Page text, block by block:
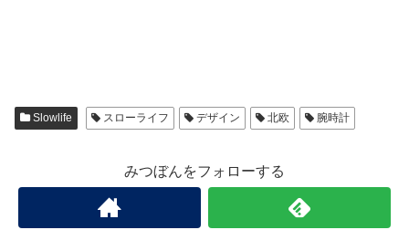
Slowlife スローライフ デザイン 北欧 腕時計
みつぼんをフォローする